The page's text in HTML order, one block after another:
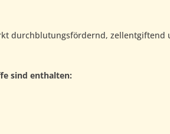
durchblutungsfördernd, zellentgiftend
sind enthalten: